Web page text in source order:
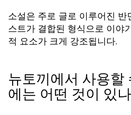
소설은 주로 글로 이루어진 반
스트가 결합된 형식으로 이야
적 요소가 크게 강조됩니다.
뉴토끼에서 사용할
에는 어떤 것이 있